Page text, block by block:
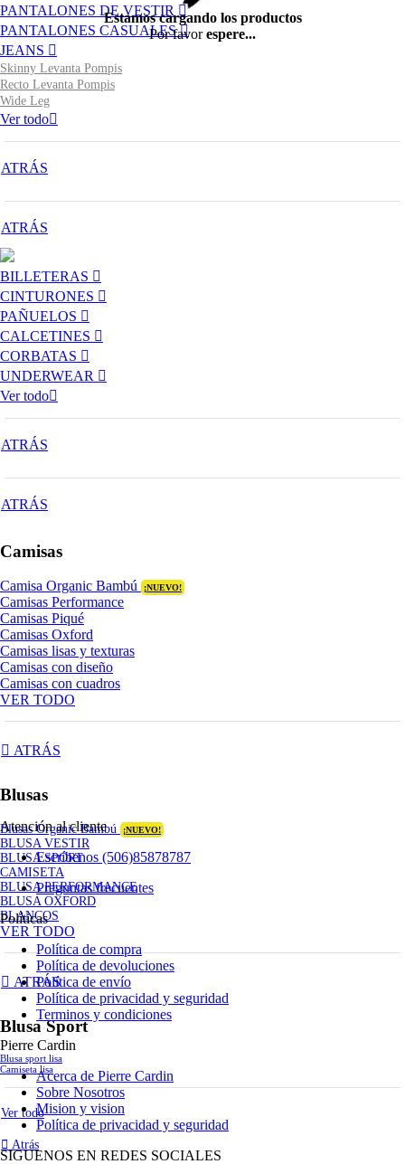
PANTALONES DE VESTIR
PANTALONES CASUALES
JEANS
Skinny Levanta Pompis
Recto Levanta Pompis
Wide Leg
Ver todo
ATRÁS
ATRÁS
BILLETERAS
CINTURONES
PAÑUELOS
CALCETINES
CORBATAS
UNDERWEAR
Ver todo
ATRÁS
ATRÁS
Camisas
Camisa Organic Bambú ¡NUEVO!
Camisas Performance
Camisas Piqué
Camisas Oxford
Camisas lisas y texturas
Camisas con diseño
Camisas con cuadros
VER TODO
ATRÁS
Blusas
Blusas Organic Bambú ¡NUEVO!
BLUSA VESTIR
BLUSA SPORT
CAMISETA
BLUSA PERFORMANCE
BLUSA OXFORD
BLANCOS
VER TODO
ATRÁS
Blusa Sport
Blusa sport lisa
Camiseta lisa
Ver todo
Atrás
Estamos cargando los productos
Por favorespere...
Atención al cliente
Escríbenos (506)85878787
Preguntas frecuentes
Políticas
Política de compra
Política de devoluciones
Política de envío
Política de privacidad y seguridad
Terminos y condiciones
Pierre Cardin
Acerca de Pierre Cardin
Sobre Nosotros
Mision y vision
Política de privacidad y seguridad
SIGUENOS EN REDES SOCIALES